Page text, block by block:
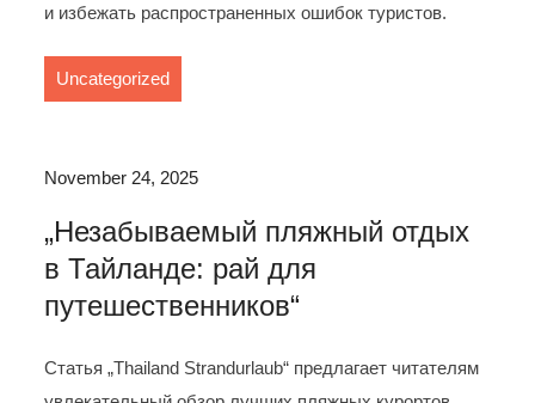
и избежать распространенных ошибок туристов.
Uncategorized
November 24, 2025
„Незабываемый пляжный отдых
в Тайланде: рай для
путешественников“
Статья „Thailand Strandurlaub“ предлагает читателям